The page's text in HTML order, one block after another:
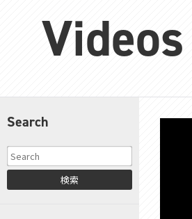
Videos
Search
検索